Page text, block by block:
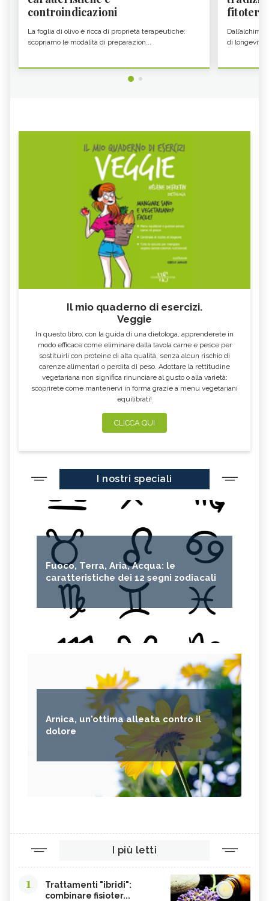
controindicazioni
La foglia di olivo è ricca di proprietà terapeutiche:
scopriamo le modalità di preparazion...
fitoter...
di longevità
Il mio quaderno di esercizi.
Veggie
In questo libro, con la guida di una dietologa, apprenderete in
modo efficace come eliminare dalla tavola carne e pesce per
sostituirli con proteine di alta qualità, senza alcun rischio di
carenze alimentari o perdita di peso. Adottare la rettitudine
vegetariana non significa rinunciare al gusto o alla varietà:
scoprirete come mantenervi in forma grazie a menu vegetariani
equilibrati!
CLICCA QUI
I nostri speciali
Fuoco, Terra, Aria, Acqua: le
caratteristiche dei 12 segni zodiacali
Arnica, un'ottima alleata contro il
dolore
I più letti
1
Trattamenti "ibridi":
combinare fisioter...